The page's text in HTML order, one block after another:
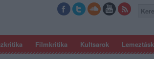
Filmkritika Kultsarok